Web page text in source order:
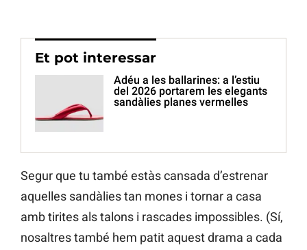
Et pot interessar
Adéu a les ballarines: a l’estiu
del 2026 portarem les elegants
sandàlies planes vermelles
Segur que tu també estàs cansada d’estrenar
aquelles sandàlies tan mones i tornar a casa
amb tirites als talons i rascades impossibles. (Sí,
nosaltres també hem patit aquest drama a cada